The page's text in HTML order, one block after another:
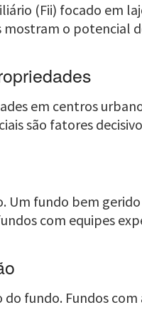
(Fii) focado em
mostram o potencial
em centros
são fatores
Um fundo bem
com equipes
fundo. Fundos